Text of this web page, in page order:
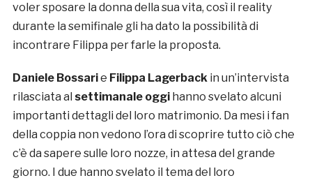
voler sposare la donna della sua vita, così il reality
durante la semifinale gli ha dato la possibilità di
incontrare Filippa per farle la proposta.
Daniele Bossarie Filippa Lagerbackin un’intervista
rilasciata al settimanale oggi hanno svelato alcuni
importanti dettagli del loro matrimonio. Da mesi i fan
della coppia non vedono l’ora di scoprire tutto ciò che
c’è da sapere sulle loro nozze, in attesa del grande
giorno. I due hanno svelato il tema del loro